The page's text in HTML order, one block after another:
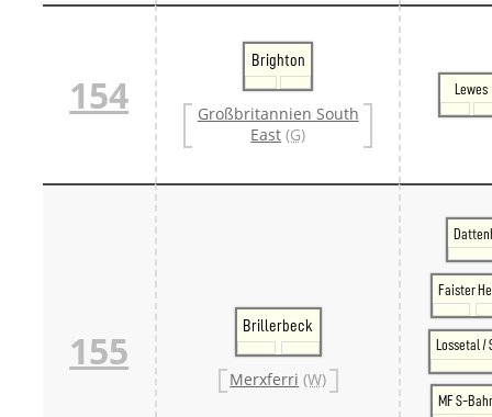
Polen
154
Brighton
Großbritannien South
East (G)
Lewes
155
Brillerbeck
Merxferri (W)
Faister
Lossetal
MF S-